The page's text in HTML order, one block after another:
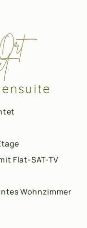
Flat-SAT-TV
Wohnzimmer